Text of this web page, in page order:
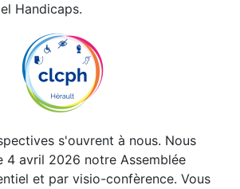
Handicaps.
s'ouvrent à nous. Nous
4 avril 2026 notre Assemblée
et par visio-confèrence. Vous